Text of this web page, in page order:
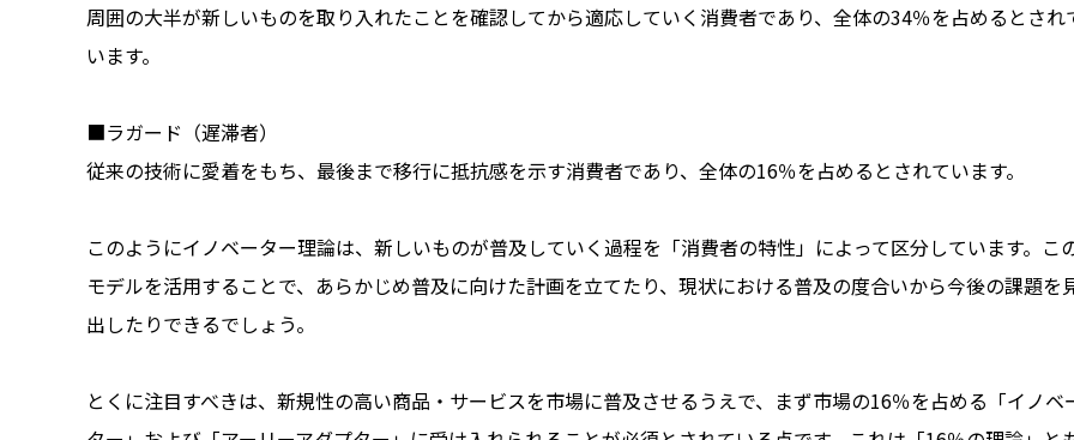
周囲の大半が新しいものを取り入れたことを確認してから適応していく消費者であり、全体の34％を占めるとされ
います。
■ラガード（遅滞者）
従来の技術に愛着をもち、最後まで移行に抵抗感を示す消費者であり、全体の16％を占めるとされています。
このようにイノベーター理論は、新しいものが普及していく過程を「消費者の特性」によって区分しています。こ
モデルを活用することで、あらかじめ普及に向けた計画を立てたり、現状における普及の度合いから今後の課題を
出したりできるでしょう。
とくに注目すべきは、新規性の高い商品・サービスを市場に普及させるうえで、まず市場の16％を占める「イノベ